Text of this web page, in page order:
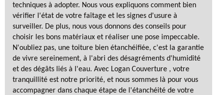
techniques à adopter. Nous vous expliquons comment bien
vérifier l'état de votre faîtage et les signes d'usure à
surveiller. De plus, nous vous donnons des conseils pour
choisir les bons matériaux et réaliser une pose impeccable.
N'oubliez pas, une toiture bien étanchéifiée, c'est la garantie
de vivre sereinement, à l'abri des désagréments d'humidité
et des dégâts liés à l'eau. Avec Logan Couverture , votre
tranquillité est notre priorité, et nous sommes là pour vous
accompagner dans chaque étape de l'étanchéité de votre